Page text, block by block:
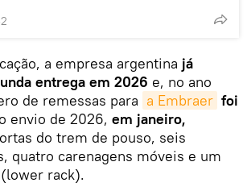
a empresa argentina já
entrega em 2026 e, no ano
de remessas para a Embraer foi
envio de 2026, em janeiro,
do trem de pouso, seis
quatro carenagens móveis e um
rack).